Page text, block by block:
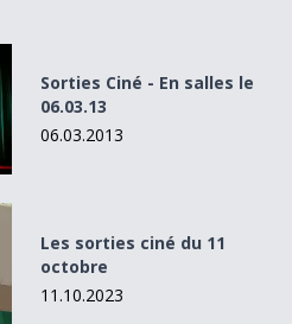
Sorties Ciné - En salles le
06.03.13
06.03.2013
Les sorties ciné du 11
octobre
11.10.2023